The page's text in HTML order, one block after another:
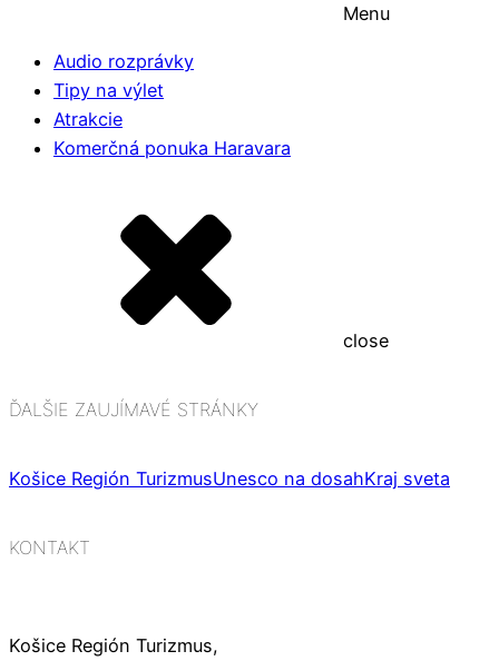
Menu
Audio rozprávky
Tipy na výlet
Atrakcie
Komerčná ponuka Haravara
close
ĎALŠIE ZAUJÍMAVÉ STRÁNKY
Košice Región TurizmusUnesco na dosahKraj sveta
KONTAKT
Košice Región Turizmus,